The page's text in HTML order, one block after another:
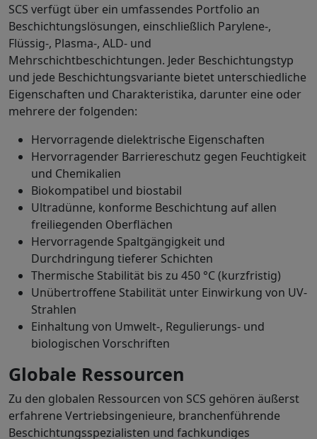
SCS verfügt über ein umfassendes Portfolio an
Beschichtungslösungen, einschließlich Parylene-,
Flüssig-, Plasma-, ALD- und
Mehrschichtbeschichtungen. Jeder Beschichtungstyp
und jede Beschichtungsvariante bietet unterschiedliche
Eigenschaften und Charakteristika, darunter eine oder
mehrere der folgenden:
Hervorragende dielektrische Eigenschaften
Hervorragender Barriereschutz gegen Feuchtigkeit
und Chemikalien
Biokompatibel und biostabil
Ultradünne, konforme Beschichtung auf allen
freiliegenden Oberflächen
Hervorragende Spaltgängigkeit und
Durchdringung tieferer Schichten
Thermische Stabilität bis zu 450 °C (kurzfristig)
Unübertroffene Stabilität unter Einwirkung von UV-
Strahlen
Einhaltung von Umwelt-, Regulierungs- und
biologischen Vorschriften
Globale Ressourcen
Zu den globalen Ressourcen von SCS gehören äußerst
erfahrene Vertriebsingenieure, branchenführende
Beschichtungsspezialisten und fachkundiges